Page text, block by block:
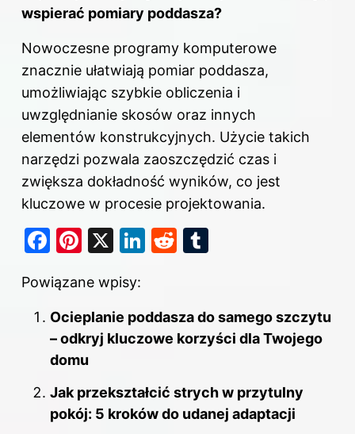
wspierać pomiary poddasza?
Nowoczesne programy komputerowe
znacznie ułatwiają pomiar poddasza,
umożliwiając szybkie obliczenia i
uwzględnianie skosów oraz innych
elementów konstrukcyjnych. Użycie takich
narzędzi pozwala zaoszczędzić czas i
zwiększa dokładność wyników, co jest
kluczowe w procesie projektowania.
F
c
e
b
o
o
k
Pi
er
e
st
X
Li
e
dI
R
di
t
bl
r
Powiązane wpisy:
Ocieplanie poddasza do samego szczytu
– odkryj kluczowe korzyści dla Twojego
domu
Jak przekształcić strych w przytulny
pokój: 5 kroków do udanej adaptacji